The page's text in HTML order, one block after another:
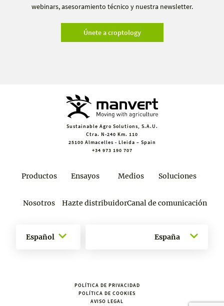
webinars, asesoramiento técnico y nuestra newsletter.
Únete a croptology
Sustainable Agro Solutions, S.A.U.
Ctra. N-240 Km. 110
25100 Almacelles - Lleida – Spain
+34 973 190 707
Productos Ensayos Medios Soluciones
Nosotros Hazte distribuidorCanal de comunicación
Español España
POLÍTICA DE PRIVACIDAD
POLÍTICA DE COOKIES
AVISO LEGAL